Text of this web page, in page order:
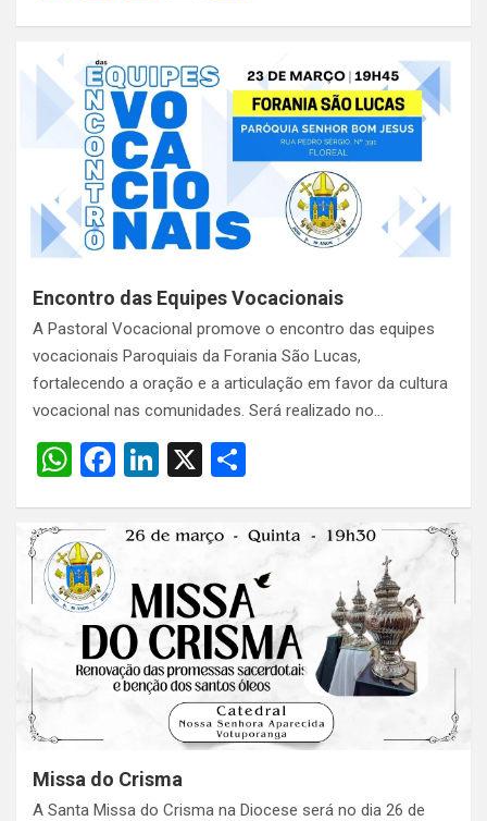
at
s
A
p
p
b
o
o
k
dI
n
e
Encontro das Equipes Vocacionais
A Pastoral Vocacional promove o encontro das equipes
vocacionais Paroquiais da Forania São Lucas,
fortalecendo a oração e a articulação em favor da cultura
vocacional nas comunidades. Será realizado no…
W
at
s
A
p
p
F
ce
o
o
k
Li
ke
n
X
ar
e
Missa do Crisma
A Santa Missa do Crisma na Diocese será no dia 26 de